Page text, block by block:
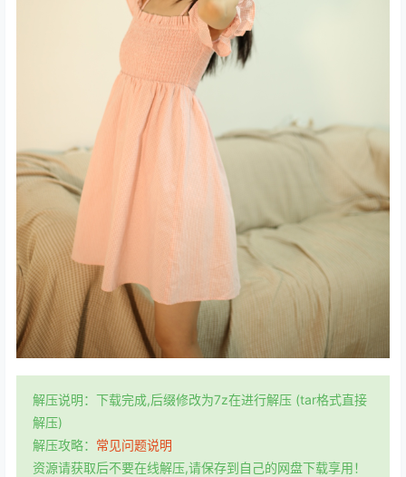
解压说明：下载完成,后缀修改为7z在进行解压 (tar格式直接
解压)
解压攻略： 常见问题说明
资源请获取后不要在线解压,请保存到自己的网盘下载享用！